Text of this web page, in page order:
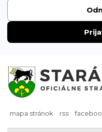
mapa stránok rss